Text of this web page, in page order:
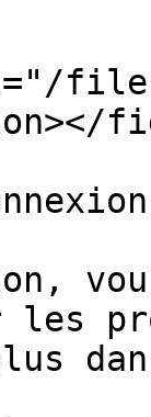
files/
les